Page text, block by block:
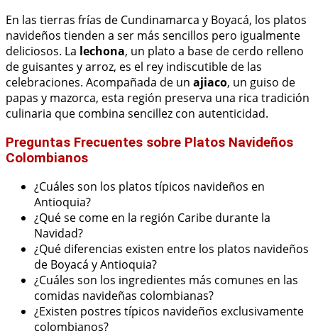
En las tierras frías de Cundinamarca y Boyacá, los platos
navideños tienden a ser más sencillos pero igualmente
deliciosos. La lechona, un plato a base de cerdo relleno
de guisantes y arroz, es el rey indiscutible de las
celebraciones. Acompañada de un ajiaco, un guiso de
papas y mazorca, esta región preserva una rica tradición
culinaria que combina sencillez con autenticidad.
Preguntas Frecuentes sobre Platos Navideños
Colombianos
¿Cuáles son los platos típicos navideños en
Antioquia?
¿Qué se come en la región Caribe durante la
Navidad?
¿Qué diferencias existen entre los platos navideños
de Boyacá y Antioquia?
¿Cuáles son los ingredientes más comunes en las
comidas navideñas colombianas?
¿Existen postres típicos navideños exclusivamente
colombianos?